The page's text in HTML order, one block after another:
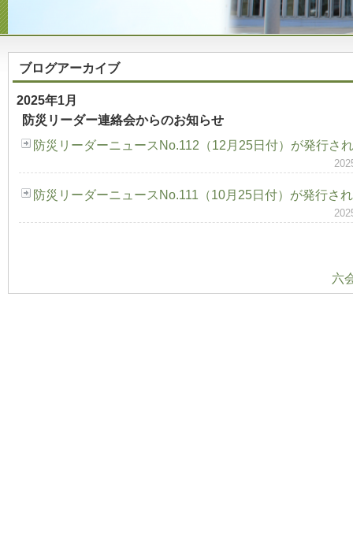
ブログアーカイブ
2025年1月
防災リーダー連絡会からのお知らせ
防災リーダーニュースNo.112（12月25日付）が発行さ
防災リーダーニュースNo.111（10月25日付）が発行さ
六